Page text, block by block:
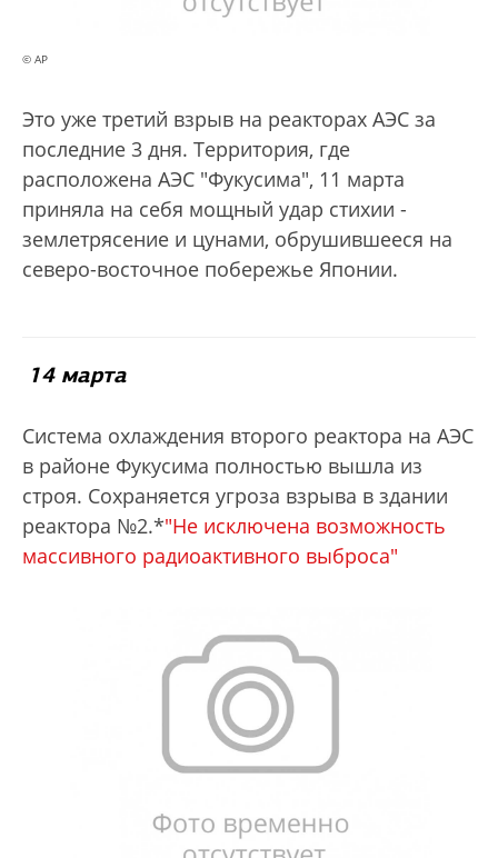
© AP
Это уже третий взрыв на реакторах АЭС за
последние 3 дня. Территория, где
расположена АЭС "Фукусима", 11 марта
приняла на себя мощный удар стихии -
землетрясение и цунами, обрушившееся на
северо-восточное побережье Японии.
14 марта
Система охлаждения второго реактора на АЭС
в районе Фукусима полностью вышла из
строя. Сохраняется угроза взрыва в здании
реактора №2.*"Не исключена возможность
массивного радиоактивного выброса"